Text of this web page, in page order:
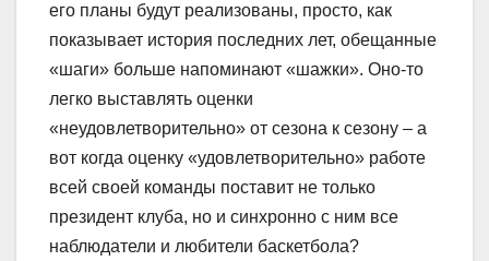
его планы будут реализованы, просто, как
показывает история последних лет, обещанные
«шаги» больше напоминают «шажки». Оно-то
легко выставлять оценки
«неудовлетворительно» от сезона к сезону – а
вот когда оценку «удовлетворительно» работе
всей своей команды поставит не только
президент клуба, но и синхронно с ним все
наблюдатели и любители баскетбола?